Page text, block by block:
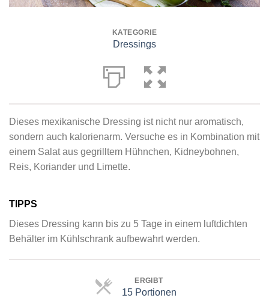
KATEGORIE
Dressings
Dieses mexikanische Dressing ist nicht nur aromatisch,
sondern auch kalorienarm. Versuche es in Kombination mit
einem Salat aus gegrilltem Hühnchen, Kidneybohnen,
Reis, Koriander und Limette.
TIPPS
Dieses Dressing kann bis zu 5 Tage in einem luftdichten
Behälter im Kühlschrank aufbewahrt werden.
ERGIBT
15 Portionen